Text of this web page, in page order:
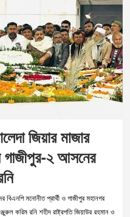
জিয়ার মাজার
গাজীপুর-২ আসনের
বিএনপি মনোনীত প্রার্থী ও গাজীপুর মহানগর
করিম রনি শহীদ রাষ্ট্রপতি জিয়াউর রহমান ও